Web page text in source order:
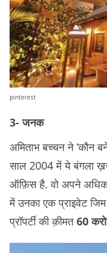
pinterest
3- जनक
अमिताभ बच्चन ने ‘कौन
साल 2004 में ये बंगला
ऑफ़िस है. वो अपने
में उनका एक प्राइवेट
प्रॉपर्टी की क़ीमत60